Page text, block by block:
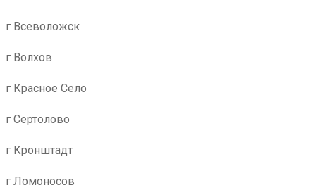
г Всеволожск
г Волхов
г Красное Село
г Сертолово
г Кронштадт
г Ломоносов